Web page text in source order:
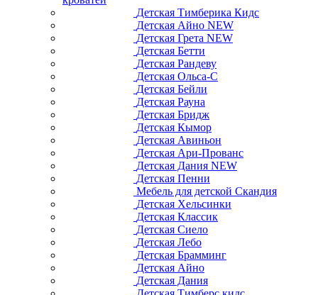
Детская Тимберика Кидс
Детская Айно NEW
Детская Грета NEW
Детская Бетти
Детская Рандеву
Детская Ольса-С
Детская Бейли
Детская Рауна
Детская Бридж
Детская Кымор
Детская Авиньон
Детская Ари-Прованс
Детская Дания NEW
Детская Пенни
Мебель для детской Скандия
Детская Хельсинки
Детская Классик
Детская Сиело
Детская Лебо
Детская Брамминг
Детская Айно
Детская Дания